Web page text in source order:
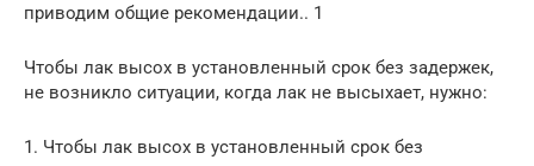
приводим общие рекомендации.. 1
Чтобы лак высох в установленный срок без задержек,
не возникло ситуации, когда лак не высыхает, нужно:
1. Чтобы лак высох в установленный срок без